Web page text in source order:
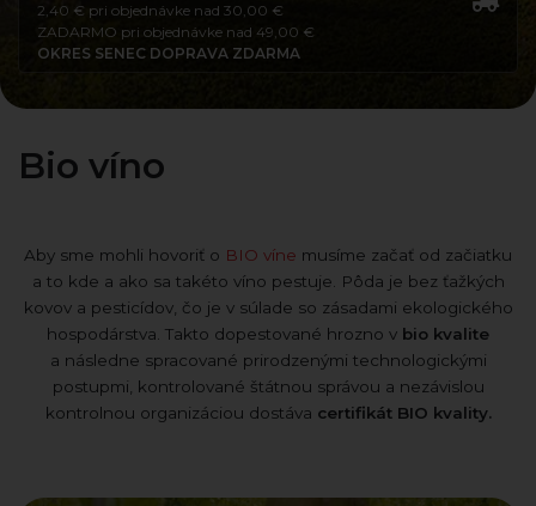
2,40 € pri objednávke nad 30,00 €
ZADARMO pri objednávke nad 49,00 €
OKRES SENEC DOPRAVA ZDARMA
Bio víno
Aby sme mohli hovoriť o BIO víne musíme začať od začiatku
a to kde a ako sa takéto víno pestuje. Pôda je bez ťažkých
kovov a pesticídov, čo je v súlade so zásadami ekologického
hospodárstva. Takto dopestované hrozno v bio kvalite
a následne spracované prirodzenými technologickými
postupmi, kontrolované štátnou správou a nezávislou
kontrolnou organizáciou dostáva certifikát BIO kvality.